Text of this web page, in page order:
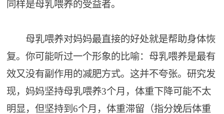
同样是母乳喂养的受益者。
母乳喂养对妈妈最直接的好处就是帮助身体恢
复。你可能听过一个形象的比喻：母乳喂养是最有
效又没有副作用的减肥方式。这并不夸张。研究发
现，妈妈坚持母乳喂养3个月，体重下降可能不太
明显，但坚持到6个月，体重滞留（指分娩后体重